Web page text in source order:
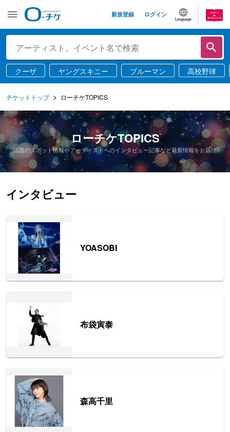
新規登録 ログイン
Language
クーザ ヤングスキニー ブルーマン 高校野球
チケットトップ ローチケTOPICS
ローチケTOPICS
話題のスポット情報やアーティストへのインタビュー記事など最新情報をお届け
インタビュー
YOASOBI
布袋寅泰
森高千里